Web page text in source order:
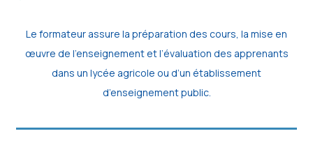
Le formateur assure la préparation des cours, la mise en
œuvre de l’enseignement et l’évaluation des apprenants
dans un lycée agricole ou d’un établissement
d’enseignement public.